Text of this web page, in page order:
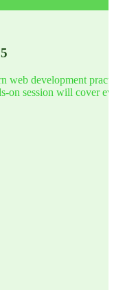
web development
on session will cover